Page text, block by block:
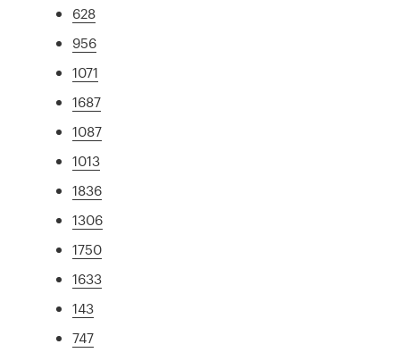
628
956
1071
1687
1087
1013
1836
1306
1750
1633
143
747